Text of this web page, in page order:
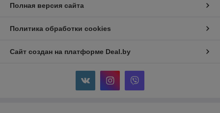
Полная версия сайта
Политика обработки cookies
Сайт создан на платформе Deal.by